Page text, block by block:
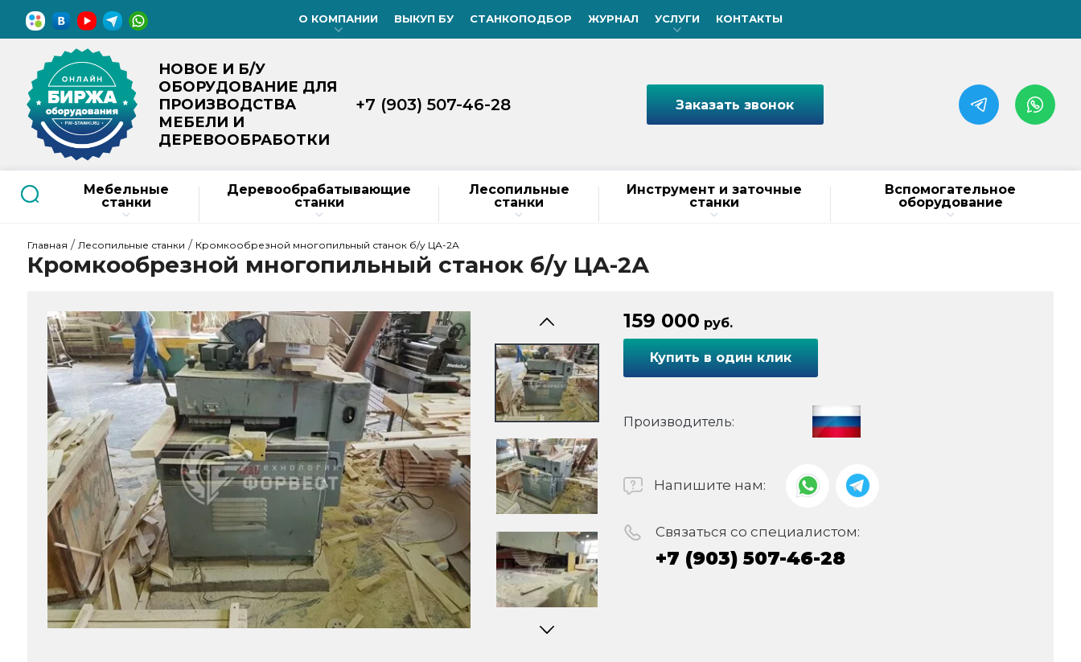
О КОМПАНИИ ВЫКУП БУ СТАНКОПОДБОР ЖУРНАЛ УСЛУГИ КОНТАКТЫ
НОВОЕ И Б/У
ОБОРУДОВАНИЕ ДЛЯ
ПРОИЗВОДСТВА
МЕБЕЛИ И
ДЕРЕВООБРАБОТКИ
+7 (903) 507-46-28 Заказать звонок
Мебельные
станки
Деревообрабатывающие
станки
Лесопильные
станки
Инструмент и заточные
станки
Вспомогательное
оборудование
Главная / Лесопильные станки / Кромкообрезной многопильный станок б/у ЦА-2А
Кромкообрезной многопильный станок б/у ЦА-2А
159 000 руб.
Купить в один клик
Производитель:
Напишите нам:
Связаться со специалистом:
+7 (903) 507-46-28